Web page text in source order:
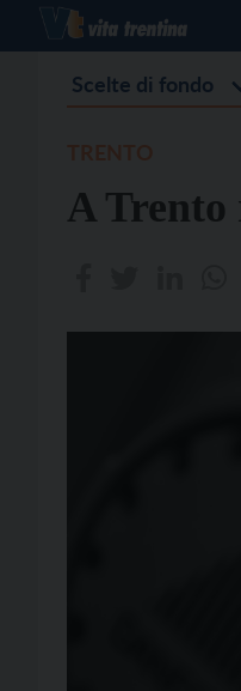
Scelte di fondo
A Trento